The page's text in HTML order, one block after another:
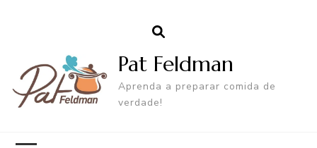
Pat Feldman
Aprenda a preparar comida de
verdade!